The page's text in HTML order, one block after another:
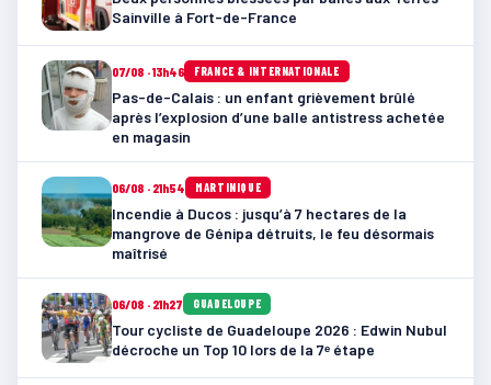
Sainville à Fort-de-France
07/08 · 13h46 FRANCE & INTERNATIONALE
Pas-de-Calais : un enfant grièvement brûlé
après l’explosion d’une balle antistress achetée
en magasin
06/08 · 21h54 MARTINIQUE
Incendie à Ducos : jusqu’à 7 hectares de la
mangrove de Génipa détruits, le feu désormais
maîtrisé
06/08 · 21h27 GUADELOUPE
Tour cycliste de Guadeloupe 2026 : Edwin Nubul
décroche un Top 10 lors de la 7ᵉ étape